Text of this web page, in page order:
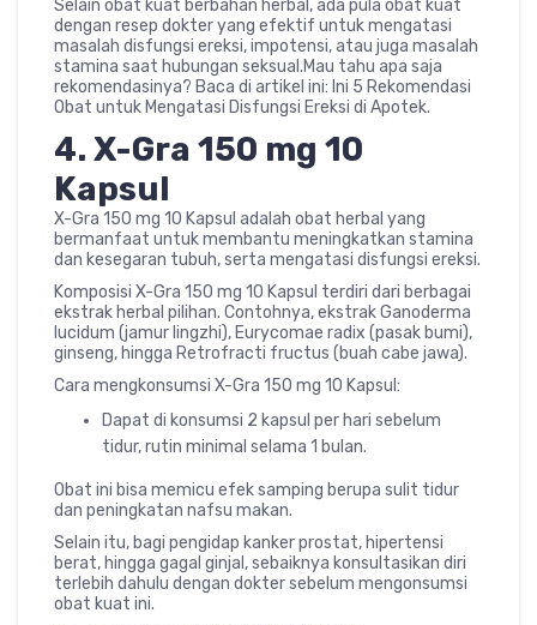
Selain obat kuat berbahan herbal, ada pula obat kuat
dengan resep dokter yang efektif untuk mengatasi
masalah disfungsi ereksi, impotensi, atau juga masalah
stamina saat hubungan seksual.Mau tahu apa saja
rekomendasinya? Baca di artikel ini: Ini 5 Rekomendasi
Obat untuk Mengatasi Disfungsi Ereksi di Apotek.
4. X-Gra 150 mg 10
Kapsul
X-Gra 150 mg 10 Kapsul adalah obat herbal yang
bermanfaat untuk membantu meningkatkan stamina
dan kesegaran tubuh, serta mengatasi disfungsi ereksi.
Komposisi X-Gra 150 mg 10 Kapsul terdiri dari berbagai
ekstrak herbal pilihan. Contohnya, ekstrak Ganoderma
lucidum (jamur lingzhi), Eurycomae radix (pasak bumi),
ginseng, hingga Retrofracti fructus (buah cabe jawa).
Cara mengkonsumsi X-Gra 150 mg 10 Kapsul:
Dapat di konsumsi 2 kapsul per hari sebelum
tidur, rutin minimal selama 1 bulan.
Obat ini bisa memicu efek samping berupa sulit tidur
dan peningkatan nafsu makan.
Selain itu, bagi pengidap kanker prostat, hipertensi
berat, hingga gagal ginjal, sebaiknya konsultasikan diri
terlebih dahulu dengan dokter sebelum mengonsumsi
obat kuat ini.